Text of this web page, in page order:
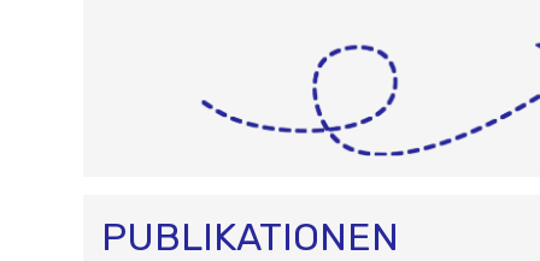
PUBLIKATIONEN